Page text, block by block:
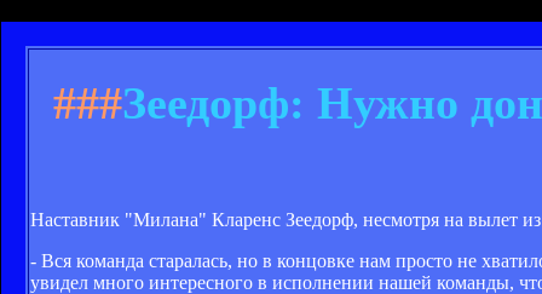
###Зеедорф: Нужно
Наставник "Милана" Кларенс Зеедорф, несмотря на вылет
- Вся команда старалась, но в концовке нам просто не
увидел много интересного в исполнении нашей команды,